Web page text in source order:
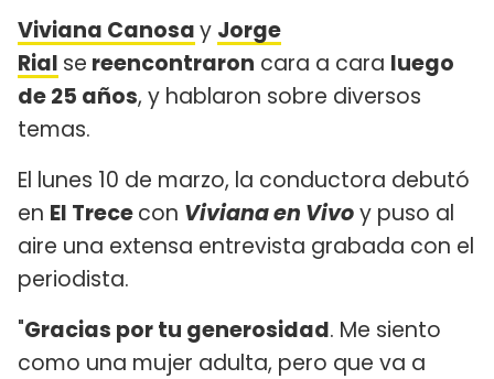
Viviana Canosay Jorge
Rial se reencontraron cara a cara luego
de 25 años, y hablaron sobre diversos
temas.
El lunes 10 de marzo, la conductora debutó
en El Trececon Viviana en Vivoy puso al
aire una extensa entrevista grabada con el
periodista.
"Gracias por tu generosidad. Me siento
como una mujer adulta, pero que va a